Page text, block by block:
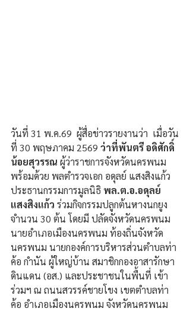
วันที่ 31 พ.ค.69  ผู้สื่อข่าวรายงานว่า  เมื่อวัน
ที่ 30 พฤษภาคม 2569 ว่าที่พันตรี อดิศักดิ์
น้อยสุวรรณ ผู้ว่าราชการจังหวัดนครพนม
พร้อมด้วย พลตำรวจเอก อดุลย์ แสงสิงแก้ว
ประธานกรรมการมูลนิธิ พล.ต.อ.อดุลย์
แสงสิงแก้ว ร่วมกิจกรรมปลูกต้นหางนกยูง
จำนวน 30 ต้น โดยมี ปลัดจังหวัดนครพนม
นายอำเภอเมืองนครพนม ท้องถิ่นจังหวัด
นครพนม นายกองค์การบริหารส่วนตำบลท่า
ค้อ กำนัน ผู้ใหญ่บ้าน สมาชิกกองอาสารักษา
ดินแดน (อส.) และประชาชนในพื้นที่ เข้า
ร่วมฯ ณ ถนนสวรรค์ชายโขง เขตตำบลท่า
ค้อ อำเภอเมืองนครพนม จังหวัดนครพนม